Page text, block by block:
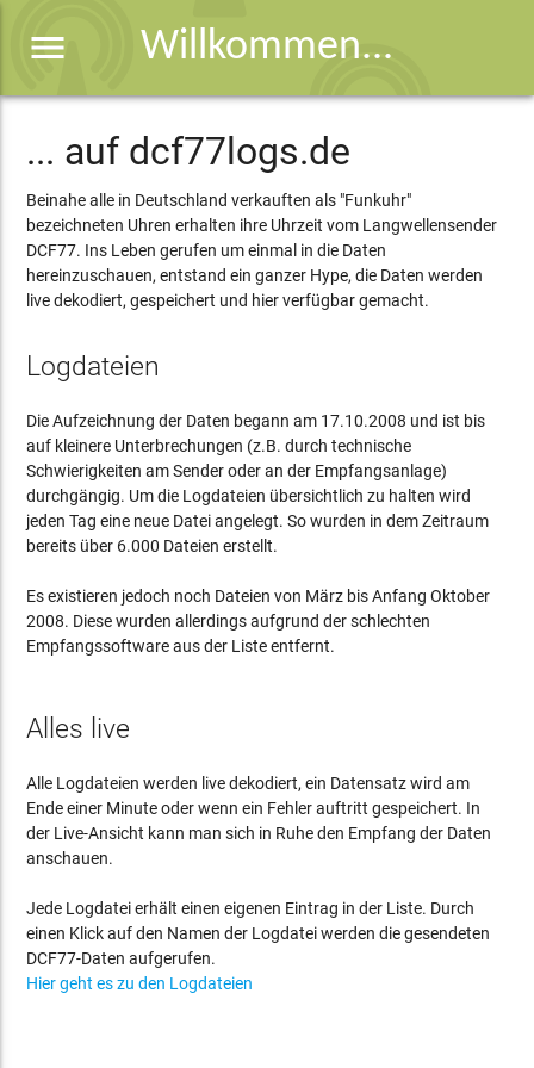
Willkommen...
menu
... auf dcf77logs.de
Beinahe alle in Deutschland verkauften als "Funkuhr"
bezeichneten Uhren erhalten ihre Uhrzeit vom Langwellensender
DCF77. Ins Leben gerufen um einmal in die Daten
hereinzuschauen, entstand ein ganzer Hype, die Daten werden
live dekodiert, gespeichert und hier verfügbar gemacht.
Logdateien
Die Aufzeichnung der Daten begann am 17.10.2008 und ist bis
auf kleinere Unterbrechungen (z.B. durch technische
Schwierigkeiten am Sender oder an der Empfangsanlage)
durchgängig. Um die Logdateien übersichtlich zu halten wird
jeden Tag eine neue Datei angelegt. So wurden in dem Zeitraum
bereits über 6.000 Dateien erstellt.
Es existieren jedoch noch Dateien von März bis Anfang Oktober
2008. Diese wurden allerdings aufgrund der schlechten
Empfangssoftware aus der Liste entfernt.
Alles live
Alle Logdateien werden live dekodiert, ein Datensatz wird am
Ende einer Minute oder wenn ein Fehler auftritt gespeichert. In
der Live-Ansicht kann man sich in Ruhe den Empfang der Daten
anschauen.
Jede Logdatei erhält einen eigenen Eintrag in der Liste. Durch
einen Klick auf den Namen der Logdatei werden die gesendeten
DCF77-Daten aufgerufen.
Hier geht es zu den Logdateien